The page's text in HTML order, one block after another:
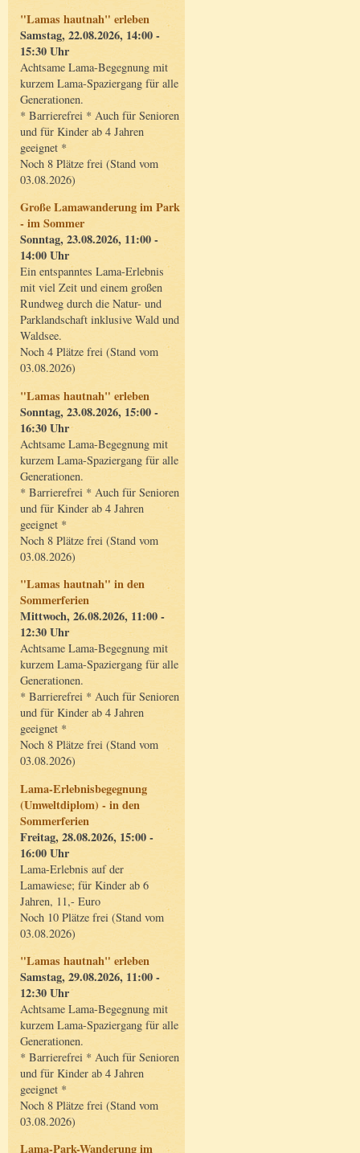
"Lamas hautnah" erleben
Samstag, 22.08.2026, 14:00 -
15:30 Uhr
Achtsame Lama-Begegnung mit
kurzem Lama-Spaziergang für alle
Generationen.
* Barrierefrei * Auch für Senioren
und für Kinder ab 4 Jahren
geeignet *
Noch 8 Plätze frei (Stand vom
03.08.2026)
Große Lamawanderung im Park
- im Sommer
Sonntag, 23.08.2026, 11:00 -
14:00 Uhr
Ein entspanntes Lama-Erlebnis
mit viel Zeit und einem großen
Rundweg durch die Natur- und
Parklandschaft inklusive Wald und
Waldsee.
Noch 4 Plätze frei (Stand vom
03.08.2026)
"Lamas hautnah" erleben
Sonntag, 23.08.2026, 15:00 -
16:30 Uhr
Achtsame Lama-Begegnung mit
kurzem Lama-Spaziergang für alle
Generationen.
* Barrierefrei * Auch für Senioren
und für Kinder ab 4 Jahren
geeignet *
Noch 8 Plätze frei (Stand vom
03.08.2026)
"Lamas hautnah" in den
Sommerferien
Mittwoch, 26.08.2026, 11:00 -
12:30 Uhr
Achtsame Lama-Begegnung mit
kurzem Lama-Spaziergang für alle
Generationen.
* Barrierefrei * Auch für Senioren
und für Kinder ab 4 Jahren
geeignet *
Noch 8 Plätze frei (Stand vom
03.08.2026)
Lama-Erlebnisbegegnung
(Umweltdiplom) - in den
Sommerferien
Freitag, 28.08.2026, 15:00 -
16:00 Uhr
Lama-Erlebnis auf der
Lamawiese; für Kinder ab 6
Jahren, 11,- Euro
Noch 10 Plätze frei (Stand vom
03.08.2026)
"Lamas hautnah" erleben
Samstag, 29.08.2026, 11:00 -
12:30 Uhr
Achtsame Lama-Begegnung mit
kurzem Lama-Spaziergang für alle
Generationen.
* Barrierefrei * Auch für Senioren
und für Kinder ab 4 Jahren
geeignet *
Noch 8 Plätze frei (Stand vom
03.08.2026)
Lama-Park-Wanderung im